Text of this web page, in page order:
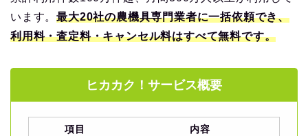
います。最大20社の農機具専門業者に一括依頼でき、
利用料・査定料・キャンセル料はすべて無料です。
ヒカカク！サービス概要
項目 内容